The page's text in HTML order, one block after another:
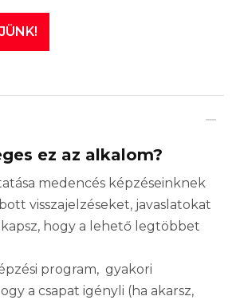
ez az alkalom?
medencés képzéseinknek
visszajelzéseket, javaslatokat
hogy a lehető legtöbbet
program, gyakori
a csapat igényli (ha akarsz,